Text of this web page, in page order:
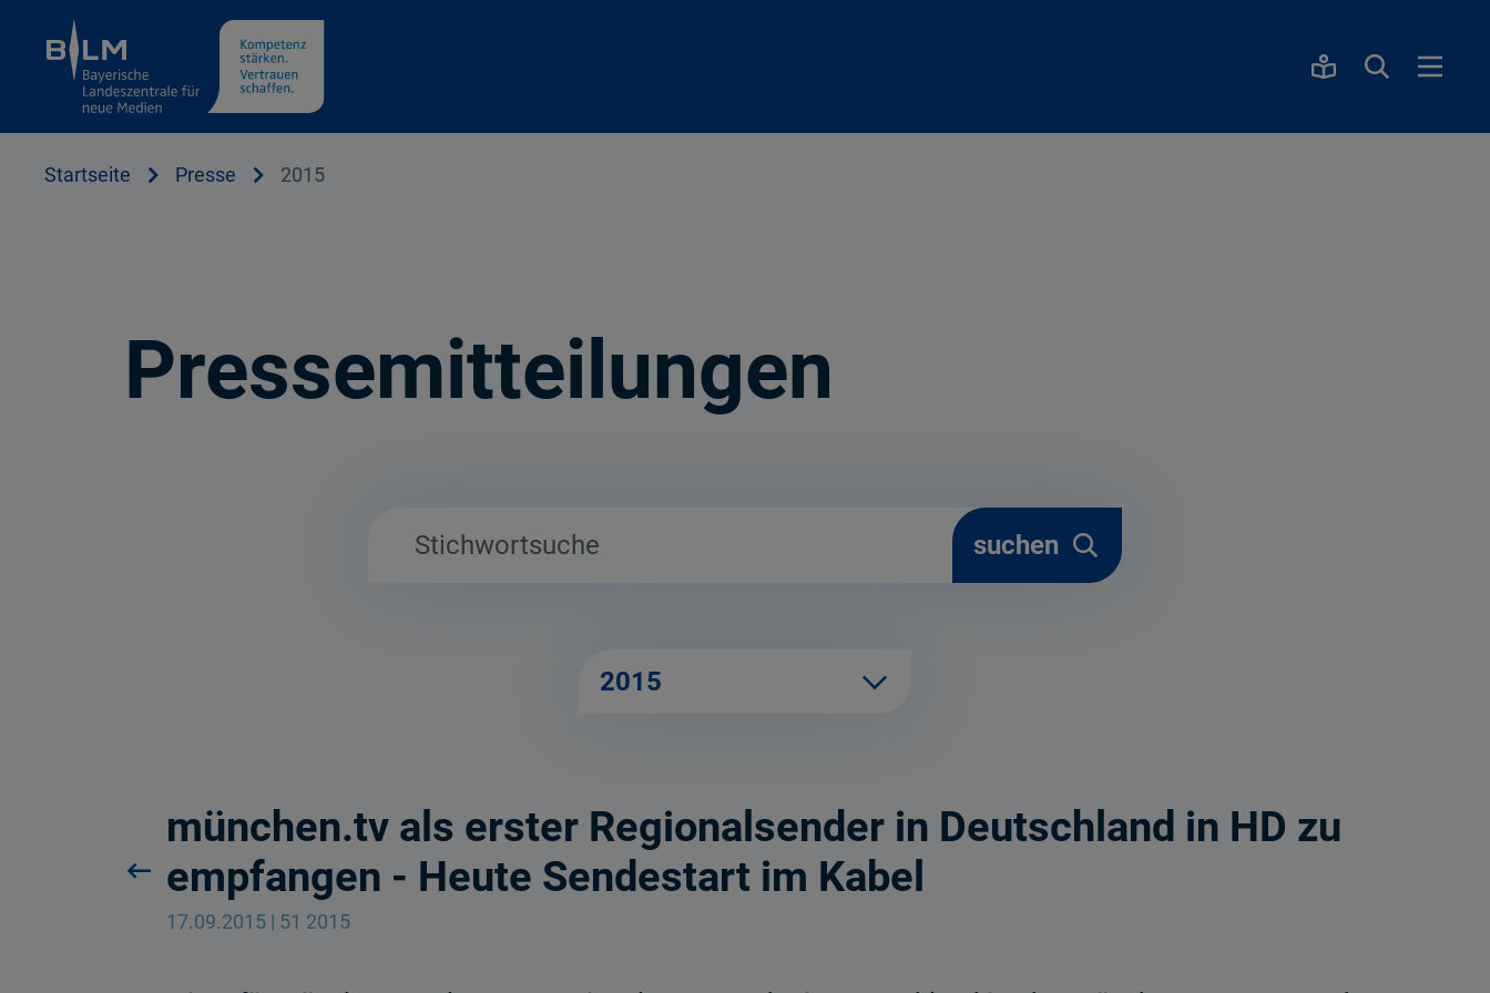
Cookie Hinweis
Startseite Presse 2015
Pressemitteilungen
suchen
2015
münchen.tv als erster Regionalsender in Deutschland in HD zu
empfangen - Heute Sendestart im Kabel
17.09.2015 | 51 2015